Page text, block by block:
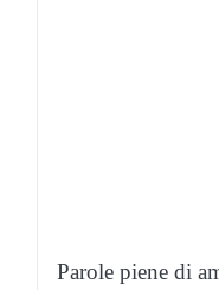
Parole piene di